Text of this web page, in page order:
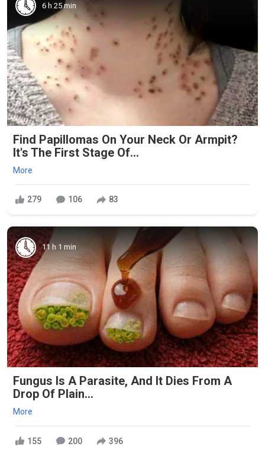
6 h 25 min
Find Papillomas On Your Neck Or Armpit?
It's The First Stage Of...
More
279 106 83
11 h 1 min
Fungus Is A Parasite, And It Dies From A
Drop Of Plain...
More
155 200 396